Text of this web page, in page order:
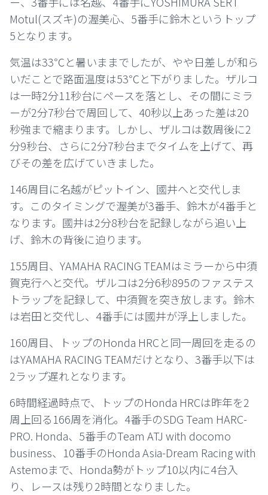
Motul(スズキ)の渥美心、5番手に鈴木というトップ
5となります。
気温は33℃と暑いままでしたが、やや日差しが和ら
いだことで路面温度は53℃と下がりました。ザルコ
は一時2分11秒台にペースを落とし、その間にミラ
ーが2分7秒台で周回して、40秒以上あった差は20
秒強まで縮まります。しかし、ザルコは数周後に2
分9秒台、さらに2分7秒台までタイムを上げて、再
びその差を広げていきました。
146周目に名越がピットイン、國井へと交代しま
す。このタイミングで渥美が3番手、鈴木が4番手と
なります。國井は2分8秒台を記録しながら追い上
げ、鈴木の背後に迫ります。
155周目、YAMAHA RACING TEAMはミラーから中須
賀克行へと交代。ザルコは2分6秒895のファステス
トラップを記録して、中須賀を突き放します。鈴木
は岩田と交代し、4番手には國井が浮上しました。
160周目、トップのHonda HRCと同一周回を走るの
はYAMAHA RACING TEAMだけとなり、3番手以下は
2ラップ遅れとなります。
6時間経過時点で、トップのHonda HRCは昨年を2
周上回る166周を消化。4番手のSDG Team HARC-
PRO. Honda、5番手のTeam ATJ with docomo
business、10番手のHonda Asia-Dream Racing with
Astemoまで、Honda勢がトップ10以内に4台入
り、レースは残り2時間となりました。